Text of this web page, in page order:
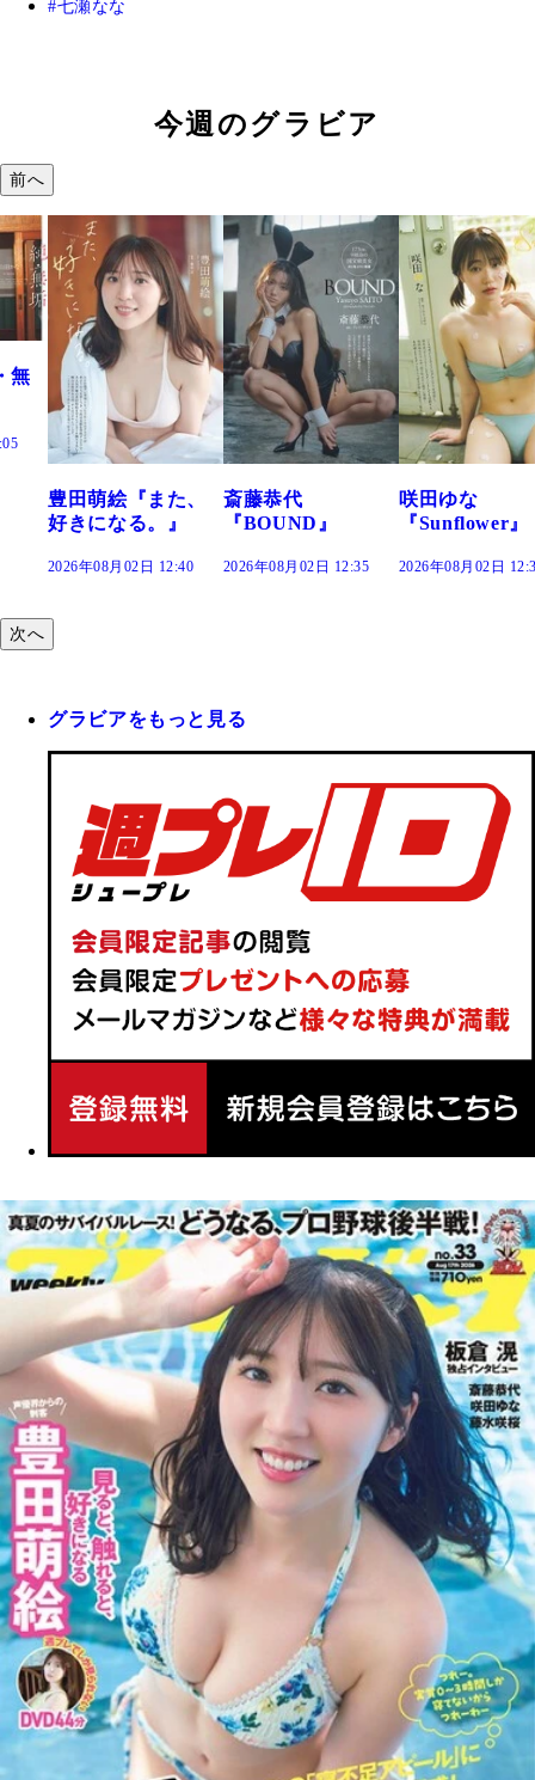
七瀬なな
今週のグラビア
前へ
斎藤恭代
『BOUND』
2026年08月02日 12:35
咲田ゆな
『Sunflower』
2026年08月02日 12:30
藤水咲桜『花
だまり』
2026年08月02日
次へ
グラビアをもっと見る